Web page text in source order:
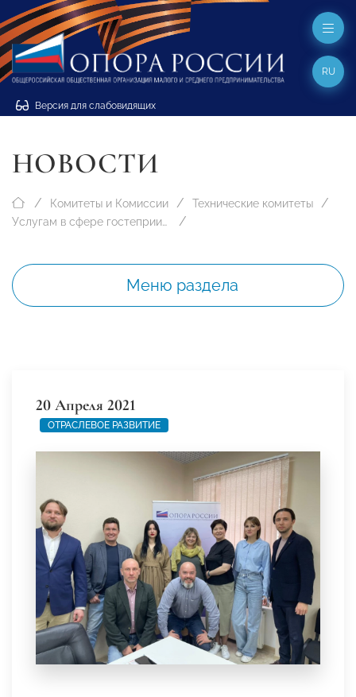
Версия для слабовидящих
RU
НОВОСТИ
Комитеты и Комиссии
Технические комитеты
Услугам в сфере гостеприимства № 161
Меню раздела
20 Апреля 2021
ОТРАСЛЕВОЕ РАЗВИТИЕ